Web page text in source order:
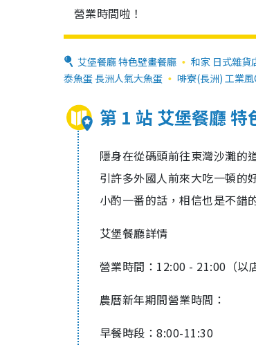
營業時間啦！
艾堡餐廳 特色壁畫餐廳 和家 日式雜貨
泰魚蛋 長洲人氣大魚蛋
啡寮(長洲) 工業
第 1 站 艾堡餐廳 特
隱身在從碼頭前往東灣沙灘的
引許多外國人前來大吃一頓的
小酌一番的話，相信也是不錯
艾堡餐廳詳情
營業時間：12:00 - 21:00（以
農曆新年期間營業時間：
早餐時段：8:00-11:30